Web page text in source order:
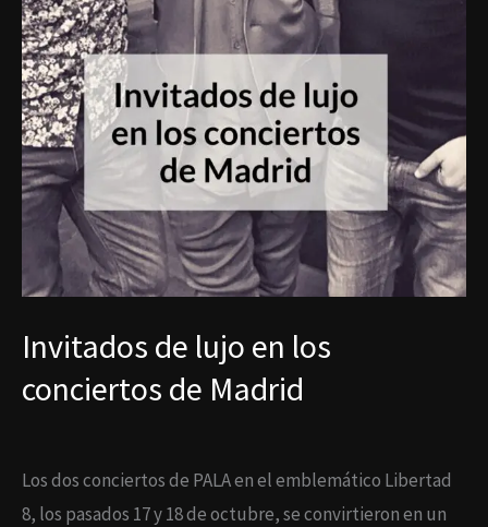
Invitados de lujo en los
conciertos de Madrid
Los dos conciertos de PALA en el emblemático Libertad
8, los pasados 17 y 18 de octubre, se convirtieron en un